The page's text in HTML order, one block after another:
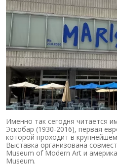
Именно так сегодня читается
Эскобар (1930-2016), первая
которой проходит в
Выставка организована
Museum of Modern Art и
Museum.